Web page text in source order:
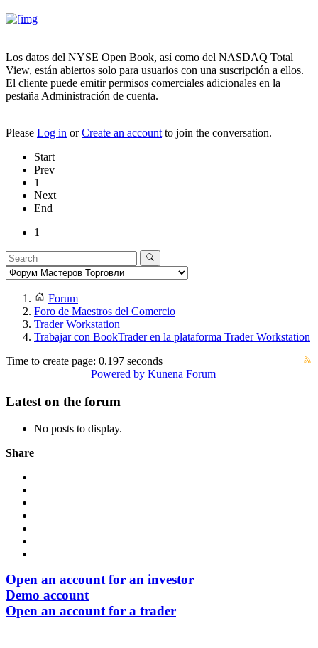
Los datos del NYSE Open Book, así como del NASDAQ Total
View, están abiertos solo para usuarios con una suscripción a ellos.
El cliente puede emitir permisos comerciales adicionales en la
pestaña Administración de cuenta.
Please Log in orCreate an account to join the conversation.
Start
Prev
1
Next
End
1
Forum
Foro de Maestros del Comercio
Trader Workstation
Trabajar con BookTrader en la plataforma Trader Workstation
Time to create page: 0.197 seconds
Powered by Kunena Forum
Latest on the forum
No posts to display.
Share
Open an account for an investor
Demo account
Open an account for a trader